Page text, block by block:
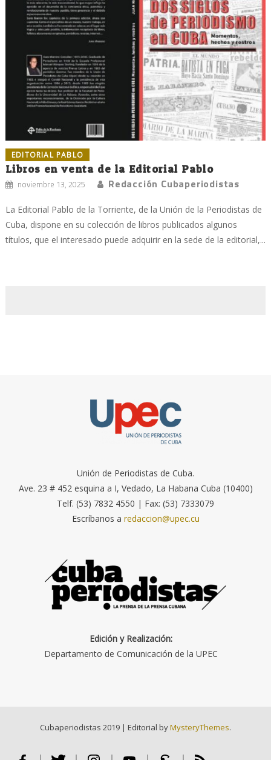
EDITORIAL PABLO
Libros en venta de la Editorial Pablo
noviembre 13, 2025 Redacción Cubaperiodistas
La Editorial Pablo de la Torriente, de la Unión de la Periodistas de
Cuba, dispone en su colección de libros publicados algunos
títulos, que el interesado puede adquirir en la sede de la editorial,...
Unión de Periodistas de Cuba.
Ave. 23 # 452 esquina a I, Vedado, La Habana Cuba (10400)
Telf. (53) 7832 4550 | Fax: (53) 7333079
Escríbanos a redaccion@upec.cu
Edición y Realización:
Departamento de Comunicación de la UPEC
Cubaperiodistas 2019 | Editorial byMysteryThemes.